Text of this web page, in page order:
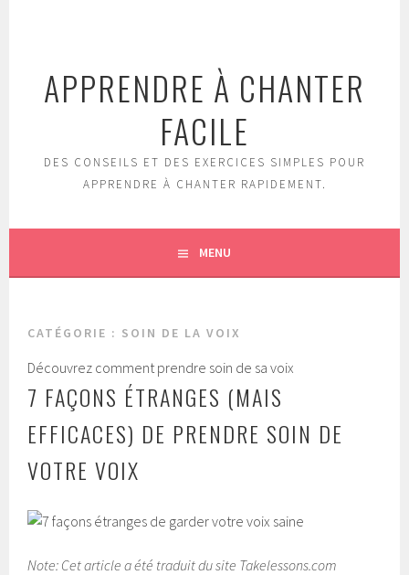
principalAPPRENDRE À CHANTER
FACILE
DES CONSEILS ET DES EXERCICES SIMPLES POUR
APPRENDRE À CHANTER RAPIDEMENT.
MENU
CATÉGORIE : SOIN DE LA VOIX
Découvrez comment prendre soin de sa voix
7 FAÇONS ÉTRANGES (MAIS
EFFICACES) DE PRENDRE SOIN DE
VOTRE VOIX
Note: Cet article a été traduit du site Takelessons.com